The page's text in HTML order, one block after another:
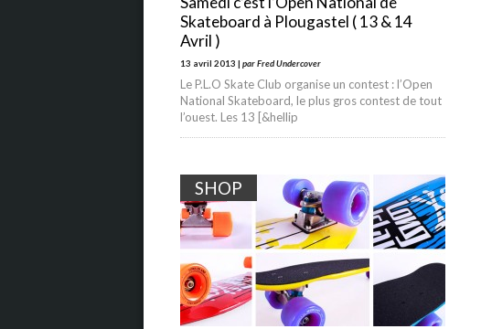
Skateboard à Plougastel ( 13 & 14
Avril )
13 avril 2013 | par Fred Undercover
Le P.L.O Skate Club organise un contest : l’Open
National Skateboard, le plus gros contest de tout
l’ouest. Les 13 [&hellip
SHOP